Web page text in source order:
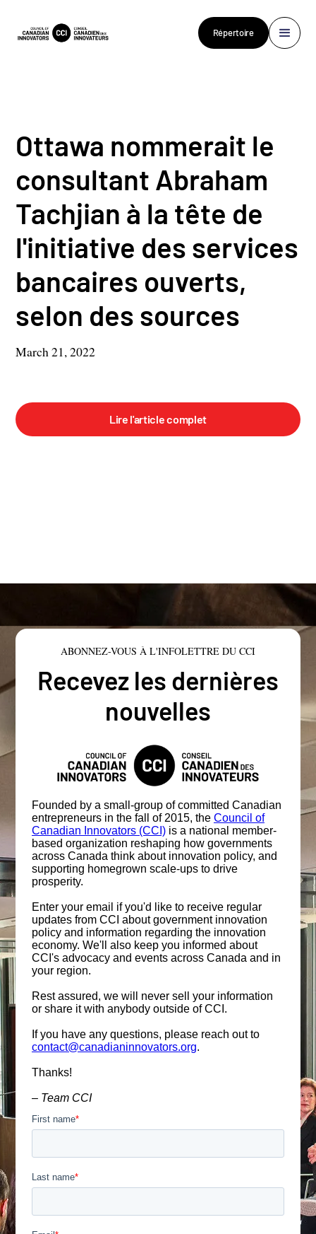
Répertoire
Ottawa nommerait le
consultant Abraham
Tachjian à la tête de
l'initiative des services
bancaires ouverts,
selon des sources
March 21, 2022
Lire l'article complet
ABONNEZ-VOUS À L'INFOLETTRE DU CCI
Recevez les dernières
nouvelles